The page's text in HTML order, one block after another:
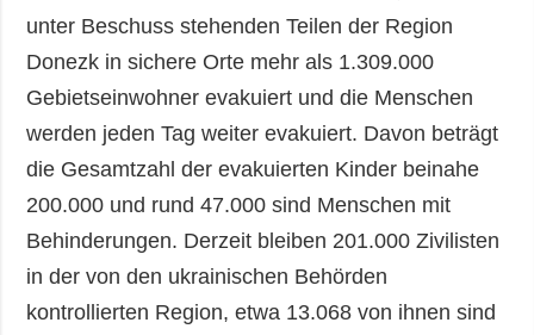
unter Beschuss stehenden Teilen der Region
Donezk in sichere Orte mehr als 1.309.000
Gebietseinwohner evakuiert und die Menschen
werden jeden Tag weiter evakuiert. Davon beträgt
die Gesamtzahl der evakuierten Kinder beinahe
200.000 und rund 47.000 sind Menschen mit
Behinderungen. Derzeit bleiben 201.000 Zivilisten
in der von den ukrainischen Behörden
kontrollierten Region, etwa 13.068 von ihnen sind